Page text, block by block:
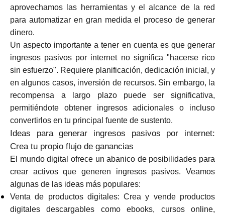
Blog
Contáctenos
Ayuda
Mi Cuenta
Obtener financiación
aprovechamos las herramientas y el alcance de la red
para automatizar en gran medida el proceso de generar
dinero.
Un aspecto importante a tener en cuenta es que generar
ingresos pasivos por internet no significa "hacerse rico
sin esfuerzo". Requiere planificación, dedicación inicial, y
en algunos casos, inversión de recursos. Sin embargo, la
recompensa a largo plazo puede ser significativa,
permitiéndote obtener ingresos adicionales o incluso
convertirlos en tu principal fuente de sustento.
Ideas para generar ingresos pasivos por internet:
Crea tu propio flujo de ganancias
El mundo digital ofrece un abanico de posibilidades para
crear activos que generen ingresos pasivos. Veamos
algunas de las ideas más populares:
Venta de productos digitales: Crea y vende productos
digitales descargables como ebooks, cursos online,